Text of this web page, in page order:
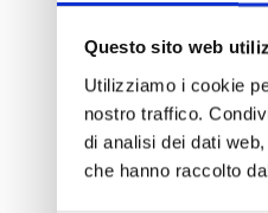
Questo sito web
Utilizziamo i cookie
nostro traffico.
di analisi dei dati
che hanno raccolto